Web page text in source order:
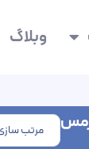
وبلاگ